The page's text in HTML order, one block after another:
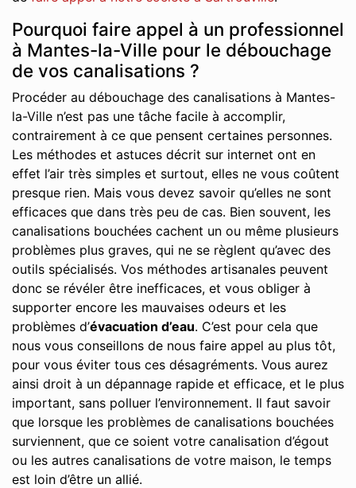
Pourquoi faire appel à un professionnel
à Mantes-la-Ville pour le débouchage
de vos canalisations ?
Procéder au débouchage des canalisations à Mantes-
la-Ville n’est pas une tâche facile à accomplir,
contrairement à ce que pensent certaines personnes.
Les méthodes et astuces décrit sur internet ont en
effet l’air très simples et surtout, elles ne vous coûtent
presque rien. Mais vous devez savoir qu’elles ne sont
efficaces que dans très peu de cas. Bien souvent, les
canalisations bouchées cachent un ou même plusieurs
problèmes plus graves, qui ne se règlent qu’avec des
outils spécialisés. Vos méthodes artisanales peuvent
donc se révéler être inefficaces, et vous obliger à
supporter encore les mauvaises odeurs et les
problèmes d’évacuation d’eau. C’est pour cela que
nous vous conseillons de nous faire appel au plus tôt,
pour vous éviter tous ces désagréments. Vous aurez
ainsi droit à un dépannage rapide et efficace, et le plus
important, sans polluer l’environnement. Il faut savoir
que lorsque les problèmes de canalisations bouchées
surviennent, que ce soient votre canalisation d’égout
ou les autres canalisations de votre maison, le temps
est loin d’être un allié.